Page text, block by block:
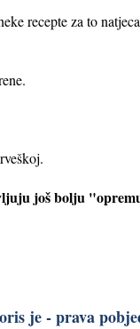
recepte za to
još bolju
je - prava